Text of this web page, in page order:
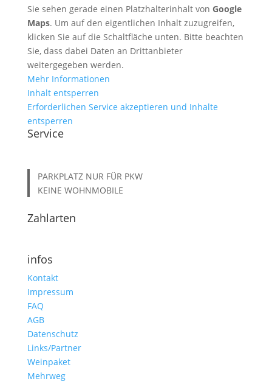
Sie sehen gerade einen Platzhalterinhalt von Google
Maps. Um auf den eigentlichen Inhalt zuzugreifen,
klicken Sie auf die Schaltfläche unten. Bitte beachten
Sie, dass dabei Daten an Drittanbieter
weitergegeben werden.
Mehr Informationen
Inhalt entsperren
Erforderlichen Service akzeptieren und Inhalte
entsperren
Service
PARKPLATZ NUR FÜR PKW
KEINE WOHNMOBILE
Zahlarten
infos
Kontakt
Impressum
FAQ
AGB
Datenschutz
Links/Partner
Weinpaket
Mehrweg